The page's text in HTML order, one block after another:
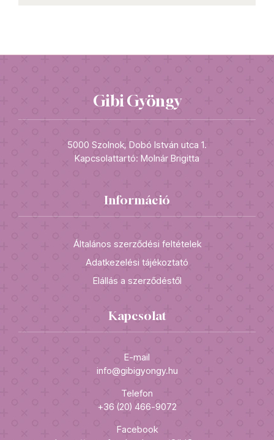
Gibi Gyöngy
5000 Szolnok, Dobó István utca 1.
Kapcsolattartó: Molnár Brigitta
Információ
Általános szerződési feltételek
Adatkezelési tájékoztató
Elállás a szerződéstől
Kapcsolat
E-mail
info@gibigyongy.hu
Telefon
+36 (20) 466-9072
Facebook